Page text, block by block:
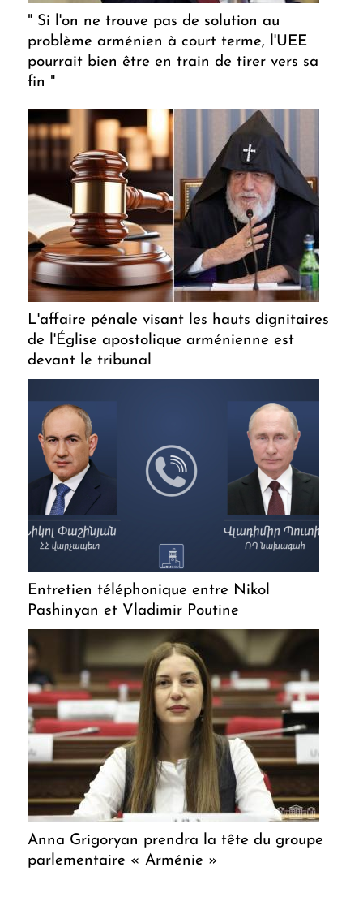
" Si l'on ne trouve pas de solution au
problème arménien à court terme, l'UEE
pourrait bien être en train de tirer vers sa
fin "
L'affaire pénale visant les hauts dignitaires
de l'Église apostolique arménienne est
devant le tribunal
Entretien téléphonique entre Nikol
Pashinyan et Vladimir Poutine
Anna Grigoryan prendra la tête du groupe
parlementaire « Arménie »